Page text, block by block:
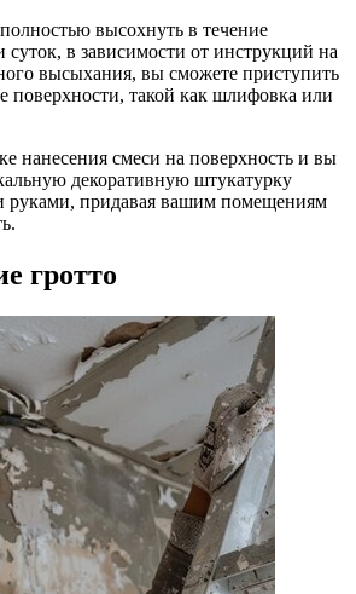
высохнуть в течение
суток, в зависимости от инструкций на
высыхания, вы сможете приступить
поверхности, такой как шлифовка или
нанесения смеси на поверхность и вы
декоративную штукатурку
руками, придавая вашим помещениям
гротто